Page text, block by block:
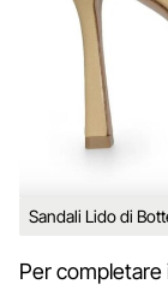
Sandali Lido di
Per completare